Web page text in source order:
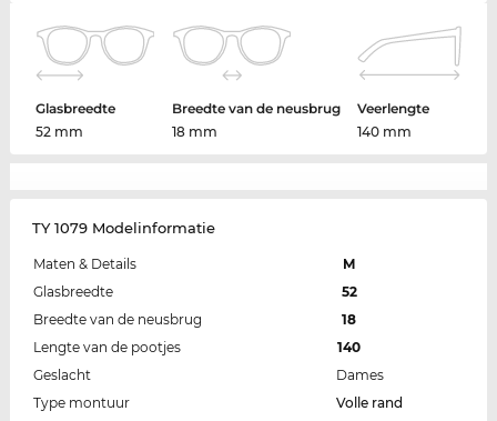
Glasbreedte
52 mm
Breedte van de neusbrug
18 mm
Veerlengte
140 mm
TY 1079 Modelinformatie
Maten & Details
M
Glasbreedte
52
Breedte van de neusbrug
18
Lengte van de pootjes
140
Geslacht
Dames
Type montuur
Volle rand